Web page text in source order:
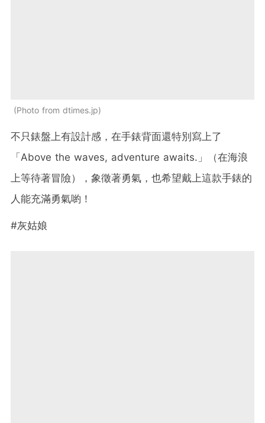
Photo from dtimes.jp
不只錶盤上有設計感，在手錶背面還特別寫上了
「Above the waves, adventure awaits.」（在海浪
上等待著冒險），象徵著勇氣，也希望戴上這款手錶的
人能充滿勇氣喲！
#灰姑娘